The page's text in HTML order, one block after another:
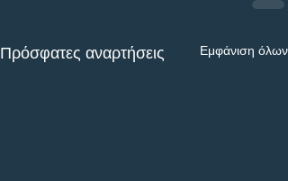
Πρόσφατες αναρτήσεις Εμφάνιση όλων